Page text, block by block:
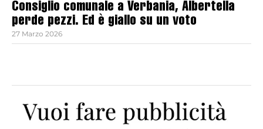
Consiglio comunale a Verbania, Albertella
perde pezzi. Ed è giallo su un voto
27 Marzo 2026